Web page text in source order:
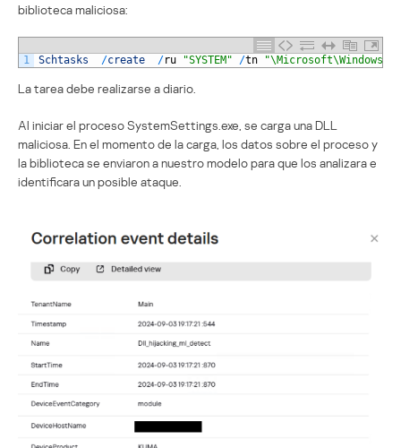
biblioteca maliciosa:
1 Schtasks /create /ru "SYSTEM" /tn
La tarea debe realizarse a diario.
Al iniciar el proceso SystemSettings.exe, se carga una DLL
maliciosa. En el momento de la carga, los datos sobre el proceso y
la biblioteca se enviaron a nuestro modelo para que los analizara e
identificara un posible ataque.